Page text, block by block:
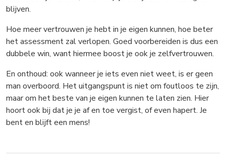
blijven.
Hoe meer vertrouwen je hebt in je eigen kunnen, hoe beter
het assessment zal verlopen. Goed voorbereiden is dus een
dubbele win, want hiermee boost je ook je zelfvertrouwen.
En onthoud: ook wanneer je iets even niet weet, is er geen
man overboord. Het uitgangspunt is niet om foutloos te zijn,
maar om het beste van je eigen kunnen te laten zien. Hier
hoort ook bij dat je je af en toe vergist, of even hapert. Je
bent en blijft een mens!